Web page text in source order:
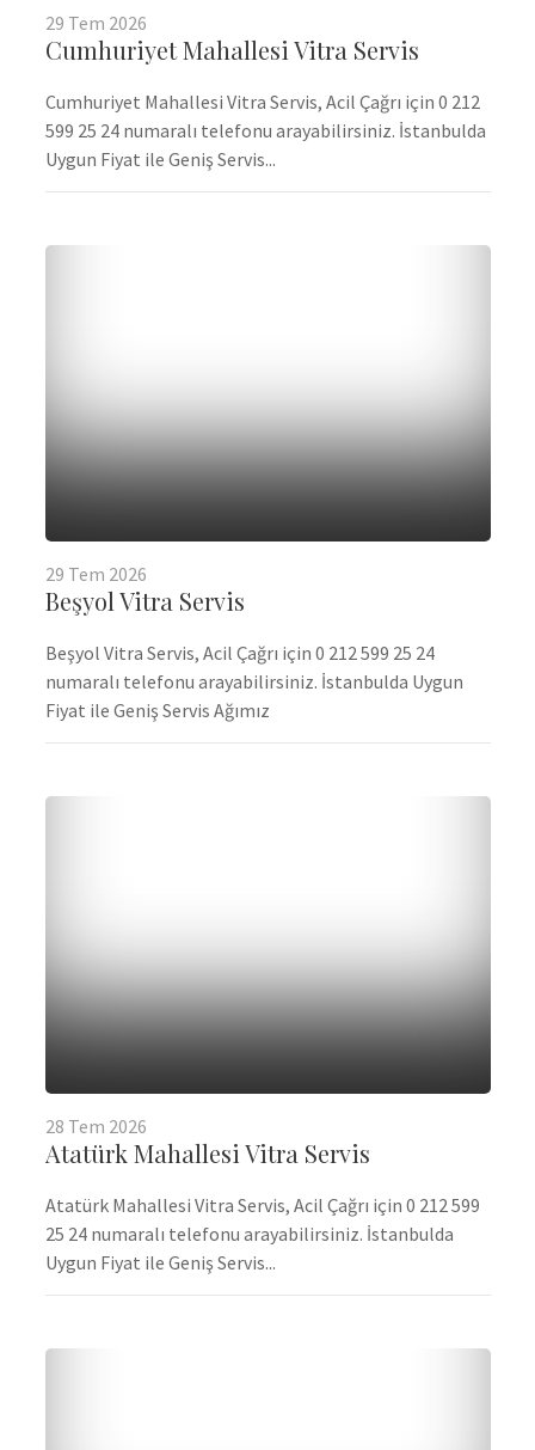
29 Tem 2026
Cumhuriyet Mahallesi Vitra Servis
Cumhuriyet Mahallesi Vitra Servis, Acil Çağrı için 0 212
599 25 24 numaralı telefonu arayabilirsiniz. İstanbulda
Uygun Fiyat ile Geniş Servis...
29 Tem 2026
Beşyol Vitra Servis
Beşyol Vitra Servis, Acil Çağrı için 0 212 599 25 24
numaralı telefonu arayabilirsiniz. İstanbulda Uygun
Fiyat ile Geniş Servis Ağımız
28 Tem 2026
Atatürk Mahallesi Vitra Servis
Atatürk Mahallesi Vitra Servis, Acil Çağrı için 0 212 599
25 24 numaralı telefonu arayabilirsiniz. İstanbulda
Uygun Fiyat ile Geniş Servis...